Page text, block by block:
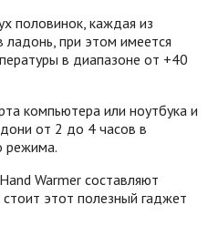
половинок, каждая из
при этом имеется
в диапазоне от +40
компьютера или ноутбука и
от 2 до 4 часов в
режима.
Warmer составляют
этот полезный гаджет